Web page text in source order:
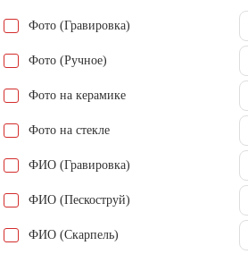
Фото (Гравировка)
Фото (Ручное)
Фото на керамике
Фото на стекле
ФИО (Гравировка)
ФИО (Пескоструй)
ФИО (Скарпель)